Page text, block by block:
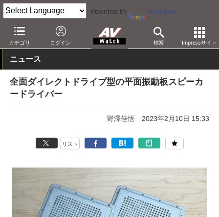
Powered by Translate
カテゴリ ログイン 検索 Impressサイト
AV Watch 製品 オーディオスピーカー
ニュース
全面ダイレクトドライブ型の平面振動板スピーカ
ードライバー
野澤佳悟 2023年2月10日 15:33
リスト